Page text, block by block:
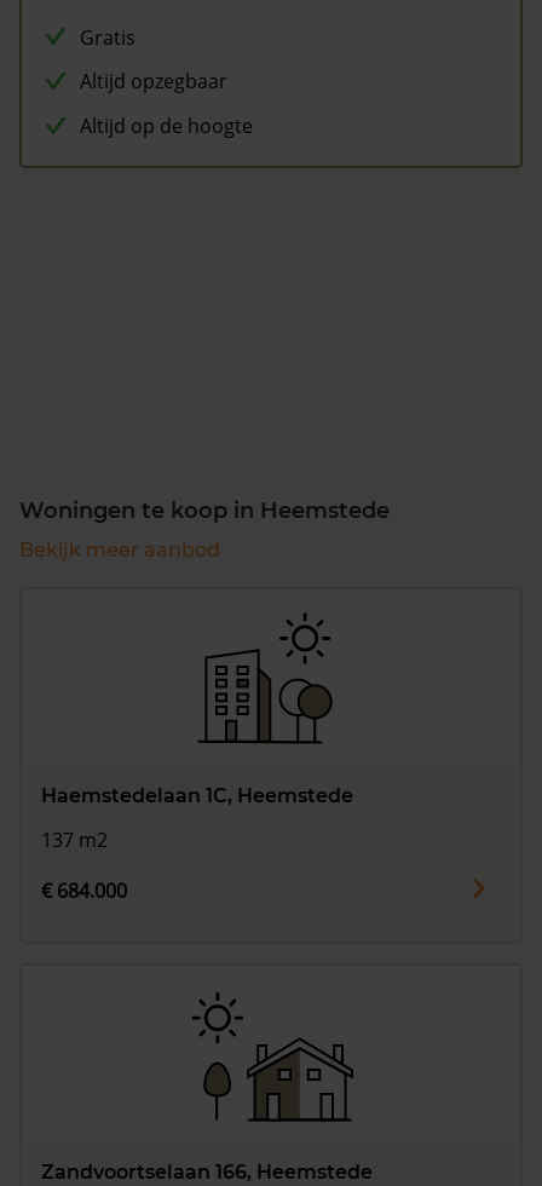
Gratis
Altijd opzegbaar
Altijd op de hoogte
Woningen te koop in Heemstede
Bekijk meer aanbod
Haemstedelaan 1C, Heemstede
137 m2
€ 684.000
Zandvoortselaan 166, Heemstede